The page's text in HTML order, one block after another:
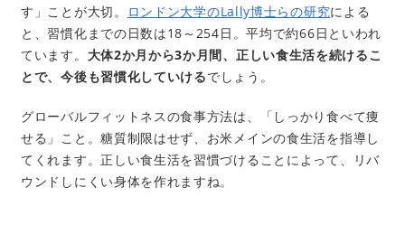
す」ことが大切。
ロンドン大学のLally博士らの研究による
と、習慣化までの日数は18～254日。平均で約66日といわれ
ています。 大体2か月から3か月間、正しい食生活を続けるこ
とで、今後も習慣化していけるでしょう。
グローバルフィットネスの食事方法は、「しっかり食べて痩
せる」こと。糖質制限はせず、お米メインの食生活を指導し
てくれます。正しい食生活を習慣づけることによって、リバ
ウンドしにくい身体を作れますね。